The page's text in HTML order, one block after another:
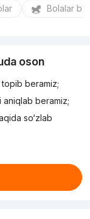
Bolalar
oson
beramiz;
beramiz;
so‘zlab